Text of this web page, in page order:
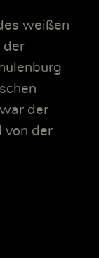
weißen
der
der
von der